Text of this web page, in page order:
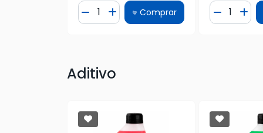
Quantidade Diminuir Quantidade
Quantidade
Adicionar Quantidade
Comprar Diminuir
Aditivo